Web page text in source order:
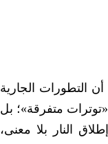
أن التطورات الجارية
متفرقة»؛ بل
النار بلا معنى،